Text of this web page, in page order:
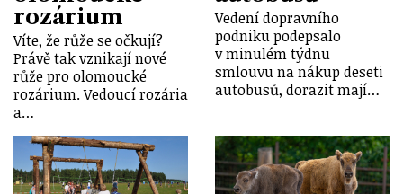
rozárium
Víte, že růže se očkují?
Právě tak vznikají nové
růže pro olomoucké
rozárium. Vedoucí rozária
a…
Vedení dopravního
podniku podepsalo
v minulém týdnu
smlouvu na nákup deseti
autobusů, dorazit mají…